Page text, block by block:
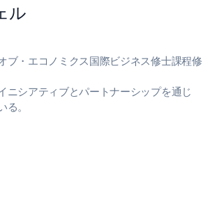
ル
ブ・エコノミクス国際ビジネス修士課程修
ニシアティブとパートナーシップを通じ
。